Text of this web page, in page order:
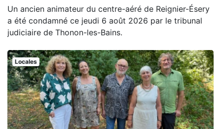
Un ancien animateur du centre-aéré de Reignier-Ésery
a été condamné ce jeudi 6 août 2026 par le tribunal
judiciaire de Thonon-les-Bains.
Locales